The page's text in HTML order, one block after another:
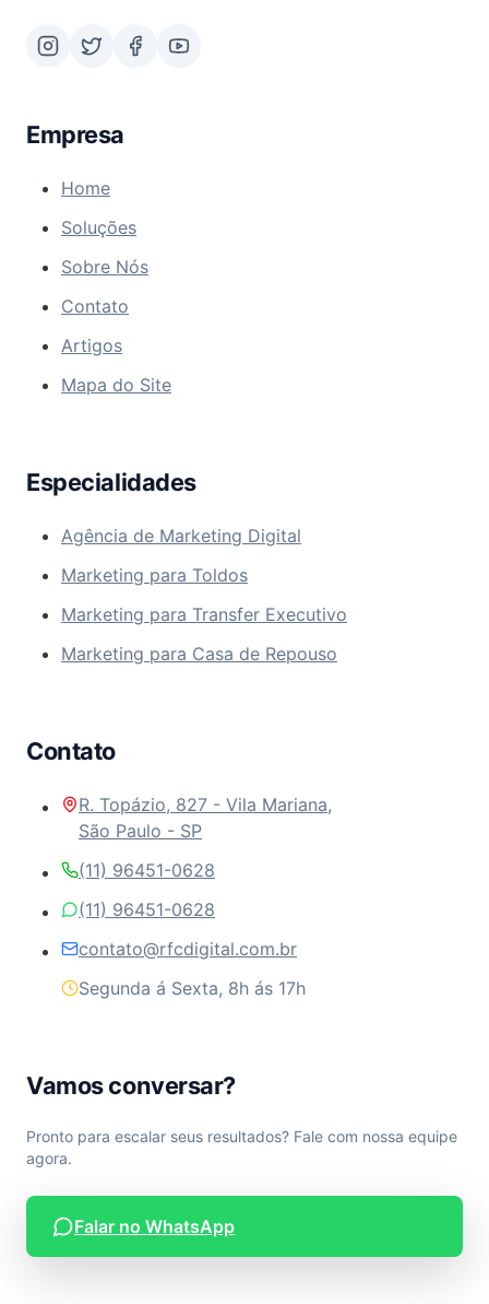
Empresa
Home
Soluções
Sobre Nós
Contato
Artigos
Mapa do Site
Especialidades
Agência de Marketing Digital
Marketing para Toldos
Marketing para Transfer Executivo
Marketing para Casa de Repouso
Contato
R. Topázio, 827 - Vila Mariana,
São Paulo - SP
(11) 96451-0628
(11) 96451-0628
contato@rfcdigital.com.br
Segunda á Sexta, 8h ás 17h
Vamos conversar?
Pronto para escalar seus resultados? Fale com nossa equipe
agora.
Falar no WhatsApp